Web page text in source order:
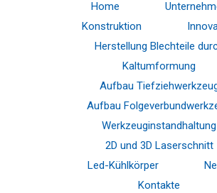
Home
Konstruktion
Herstellung Blechteile
Kaltumformung
Aufbau
Aufbau
Werkzeuginstandhaltung
2D und 3D Laserschnitt
Led-Kühlkörper
Kontakte